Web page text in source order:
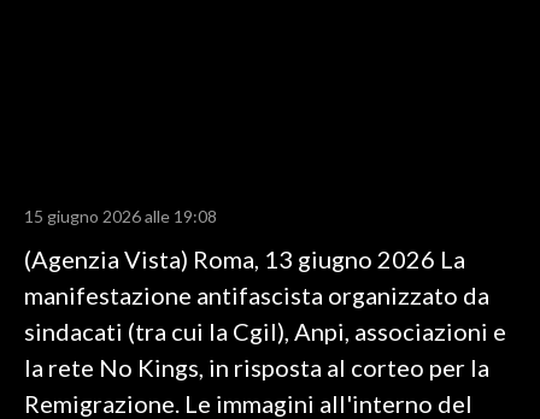
RISULTATI E CLASSIFICHE
CALCIO
CALCIO REGIONALE
BASKET
VOLLEY
MOTORI
15 giugno 2026 alle 19:08
(Agenzia Vista) Roma, 13 giugno 2026 La
manifestazione antifascista organizzato da
sindacati (tra cui la Cgil), Anpi, associazioni e
la rete No Kings, in risposta al corteo per la
Remigrazione. Le immagini all'interno del